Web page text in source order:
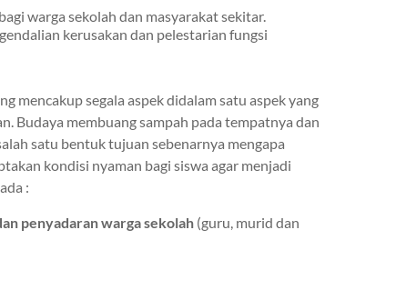
warga sekolah dan masyarakat sekitar.
kerusakan dan pelestarian fungsi
segala aspek didalam satu aspek yang
Budaya membuang sampah pada tempatnya dan
satu bentuk tujuan sebenarnya mengapa
kondisi nyaman bagi siswa agar menjadi
:
penyadaran warga sekolah (guru, murid dan